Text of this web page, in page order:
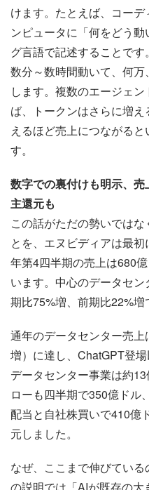
けます。たとえば、コー
ンピュータに「何をどう
グ言語で記述することです
数分～数時間動いて、何
します。複数のエージェ
ば、トークンはさらに増
えるほど売上につながる
す。
数字での裏付けも明示、
主還元も
この話がただの勢いでは
とを、エヌビディアは最
年第4四半期の売上は680
います。中心のデータセ
期比75%増、前期比22%増
通年のデータセンター売
増）に達し、ChatGPT登
データセンター事業は約
ローも四半期で350億ドル
配当と自社株買いで410億
元しました。
なぜ、ここまで伸びてい